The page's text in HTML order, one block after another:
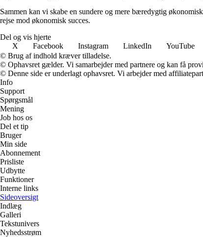
Sammen kan vi skabe en sundere og mere bæredygtig
rejse mod økonomisk succes.
Del og vis hjerte
X
Facebook Instagram LinkedIn YouTube
© Brug af indhold kræver tilladelse.
© Ophavsret gælder. Vi samarbejder med partnere og kan få
© Denne side er underlagt ophavsret. Vi arbejder med
Info
Support
Spørgsmål
Mening
Job hos os
Del et tip
Bruger
Min side
Abonnement
Prisliste
Udbytte
Funktioner
Interne links
Sideoversigt
Indlæg
Galleri
Tekstunivers
Nyhedsstrøm